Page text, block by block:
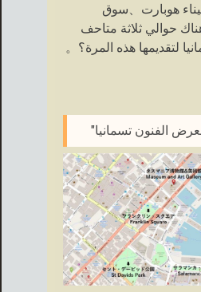
هوبارت、سوق
حوالي ثلاثة متاحف
لتقديمها هذه المرة؟。
الفنون تسمانيا"